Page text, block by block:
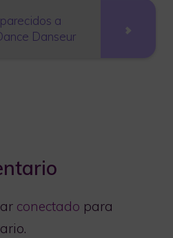
a
Danseur
conectado para